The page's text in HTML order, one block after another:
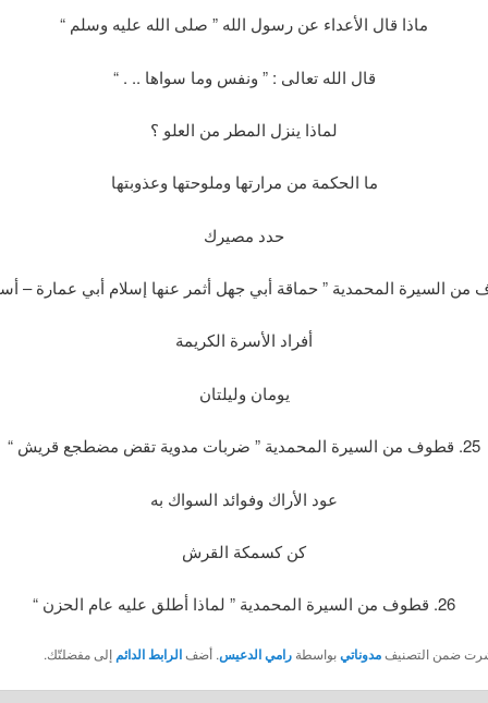
ماذا قال الأعداء عن رسول الله ” صلى الله عليه وسلم “
قال الله تعالى : ” ونفس وما سواها .. . “
لماذا ينزل المطر من العلو ؟
ما الحكمة من مرارتها وملوحتها وعذوبتها
حدد مصيرك
أفراد الأسرة الكريمة
يومان وليلتان
25. قطوف من السيرة المحمدية ” ضربات مدوية تقض مضطجع قريش “
عود الأراك وفوائد السواك به
كن كسمكة القرش
26. قطوف من السيرة المحمدية ” لماذا أطلق عليه عام الحزن “
ضمن التصنيفمدوناتيبواسطة رامي الدعيس. أضفالرابط الدائم إلى مفضلتّك.